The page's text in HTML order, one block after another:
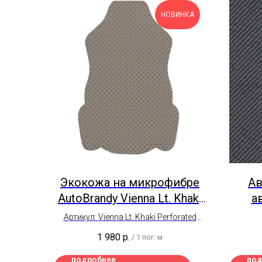
НОВИНКА
Экокожа на микрофибре
AutoBrandy Vienna Lt. Khaki
Перфорация
Артикул: Vienna Lt. Khaki Perforated
Ширина рулона - 1,4 метра
Цена на отрез
1 980 р. / 1 пог. м
подробнее